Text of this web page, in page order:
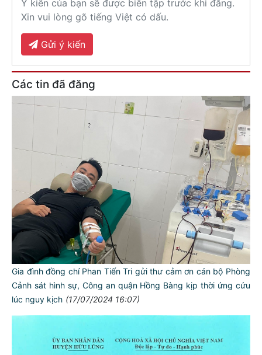
Ý kiến của bạn sẽ được biên tập trước khi đăng.
Xin vui lòng gõ tiếng Việt có dấu.
Gửi ý kiến
Các tin đã đăng
Gia đình đồng chí Phan Tiến Tri gửi thư cảm ơn cán bộ Phòng
Cảnh sát hình sự, Công an quận Hồng Bàng kịp thời ứng cứu
lúc nguy kịch (17/07/2024 16:07)